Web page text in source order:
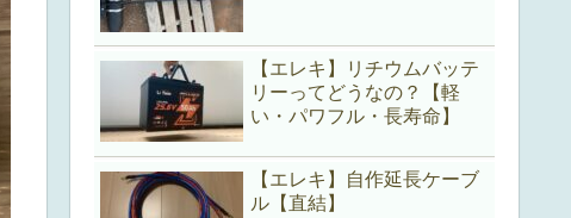
【エレキ】リチウムバッテ
リーってどうなの？【軽
い・パワフル・長寿命】
【エレキ】自作延長ケーブ
ル【直結】